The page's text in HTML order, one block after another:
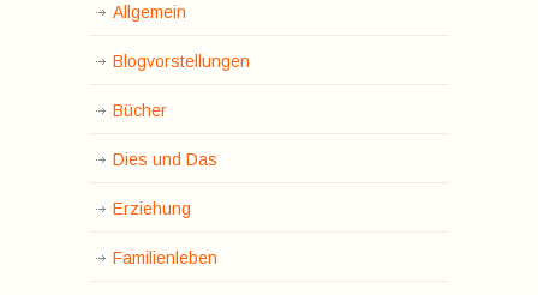
Allgemein
Blogvorstellungen
Bücher
Dies und Das
Erziehung
Familienleben